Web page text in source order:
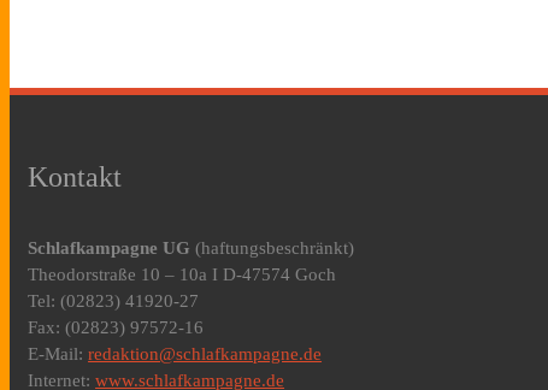
Kontakt
Schlafkampagne UG (haftungsbeschränkt)
Theodorstraße 10 – 10a I D-47574 Goch
Tel: (02823) 41920-27
Fax: (02823) 97572-16
E-Mail:redaktion@schlafkampagne.de
Internet:www.schlafkampagne.de